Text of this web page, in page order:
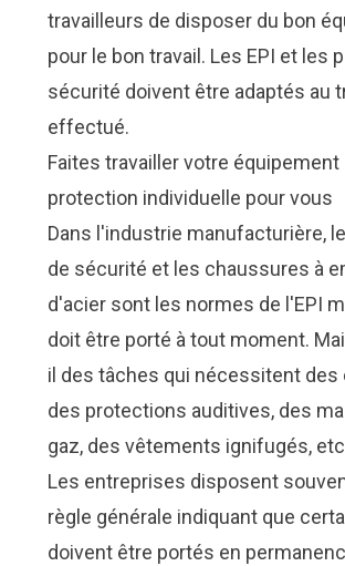
travailleurs de disposer du bon
pour le bon travail. Les EPI et les
sécurité doivent être adaptés au
effectué.
Faites travailler votre équipement
protection individuelle pour vous
Dans l'industrie manufacturière,
de sécurité et les chaussures à
d'acier sont les normes de l'EPI
doit être porté à tout moment.
il des tâches qui nécessitent des
des protections auditives, des
gaz, des vêtements ignifugés,
Les entreprises disposent
règle générale indiquant que
doivent être portés en